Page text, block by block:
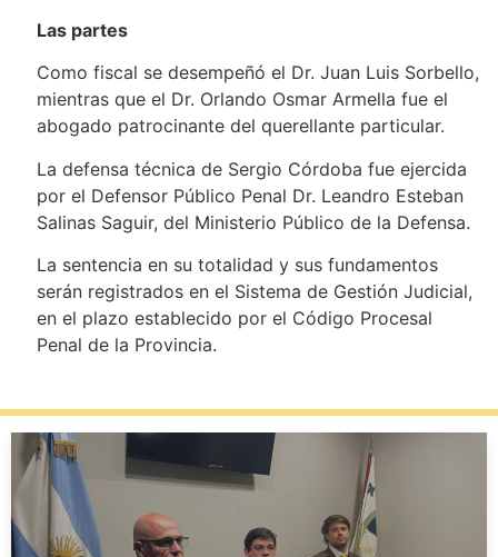
Las partes
Como fiscal se desempeñó el Dr. Juan Luis Sorbello,
mientras que el Dr. Orlando Osmar Armella fue el
abogado patrocinante del querellante particular.
La defensa técnica de Sergio Córdoba fue ejercida
por el Defensor Público Penal Dr. Leandro Esteban
Salinas Saguir, del Ministerio Público de la Defensa.
La sentencia en su totalidad y sus fundamentos
serán registrados en el Sistema de Gestión Judicial,
en el plazo establecido por el Código Procesal
Penal de la Provincia.